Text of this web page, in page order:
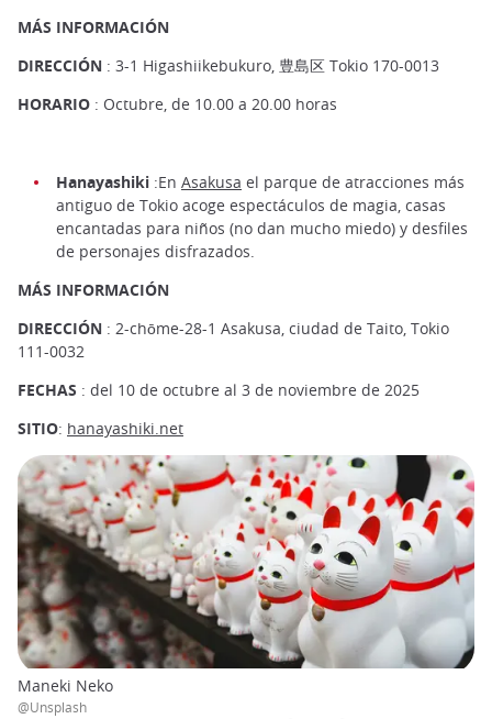
MÁS INFORMACIÓN
DIRECCIÓN : 3-1 Higashiikebukuro, 豊島区 Tokio 170-0013
HORARIO : Octubre, de 10.00 a 20.00 horas
Hanayashiki :En Asakusa el parque de atracciones más
antiguo de Tokio acoge espectáculos de magia, casas
encantadas para niños (no dan mucho miedo) y desfiles
de personajes disfrazados.
MÁS INFORMACIÓN
DIRECCIÓN : 2-chōme-28-1 Asakusa, ciudad de Taito, Tokio
111-0032
FECHAS : del 10 de octubre al 3 de noviembre de 2025
SITIO: hanayashiki.net
Maneki Neko
@Unsplash